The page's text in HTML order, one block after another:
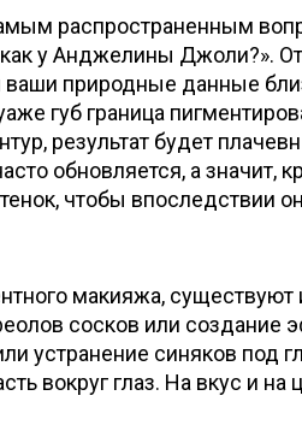
распространенным
у Анджелины Джоли?».
ваши природные данные
губ граница
результат будет
обновляется, а значит,
чтобы впоследствии
макияжа, существуют
сосков или создание
устранение синяков под
вокруг глаз. На вкус и на